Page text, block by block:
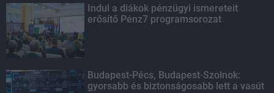
Indul a diákok pénzügyi ismereteit
erősítő Pénz7 programsorozat
Budapest-Pécs, Budapest-Szolnok:
gyorsabb és biztonságosabb lett a vasút